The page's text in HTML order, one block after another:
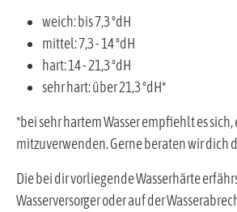
weich: bis 7,3 °dH
mittel: 7,3 - 14 °dH
hart: 14 - 21,3 °dH
sehr hart: über 21,3 °dH*
*bei sehr hartem Wasser empfiehlt es
mitzuverwenden. Gerne beraten wir dich
Die bei dir vorliegende Wasserhärte
Wasserversorger oder auf der